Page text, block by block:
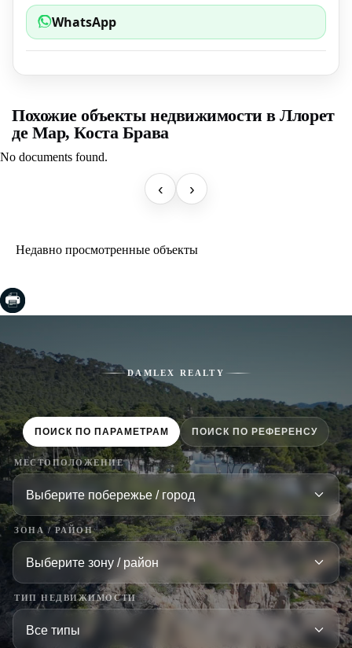
WhatsApp
Похожие объекты недвижимости в Ллорет
де Мар, Коста Брава
No documents found.
‹ ›
Недавно просмотренные объекты
DAMLEX REALTY
ПОИСК ПО ПАРАМЕТРАМ ПОИСК ПО РЕФЕРЕНСУ
МЕСТОПОЛОЖЕНИЕ
ЗОНА / РАЙОН
ТИП НЕДВИЖИМОСТИ